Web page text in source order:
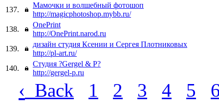
137.
Мамочки и волшебный фотошоп
http://magicphotoshop.mybb.ru/
138.
OnePrint
http://OnePrint.narod.ru
139.
дизайн студия Ксении и Сергея Плотниковых
http://pl-art.ru/
140.
Студия ?Gergel & P?
http://gergel-p.ru
‹ Back 1 2 3 4 5